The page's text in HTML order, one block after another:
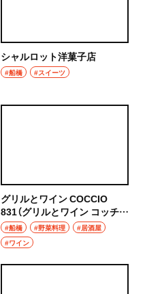
シャルロット洋菓子店
#船橋 #スイーツ
グリルとワイン COCCIO
831（グリルとワイン コッチョ
はちさんいち）
#船橋 #野菜料理
#居酒屋
#ワイン